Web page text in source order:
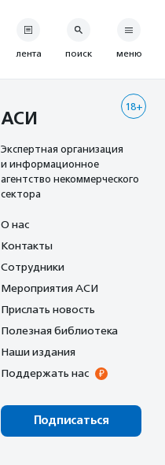
лента поиск меню
18+
АСИ
Экспертная организация
и информационное
агентство некоммерческого
сектора
О нас
Контакты
Сотрудники
Мероприятия АСИ
Прислать новость
Полезная библиотека
Наши издания
Поддержать нас
Подписаться